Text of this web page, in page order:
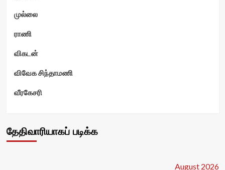
முல்லை
ராணி
விகடன்
விவேக சிந்தாமணி
வீரகேசரி
தேதிவாரியாகப் படிக்க
August 2026